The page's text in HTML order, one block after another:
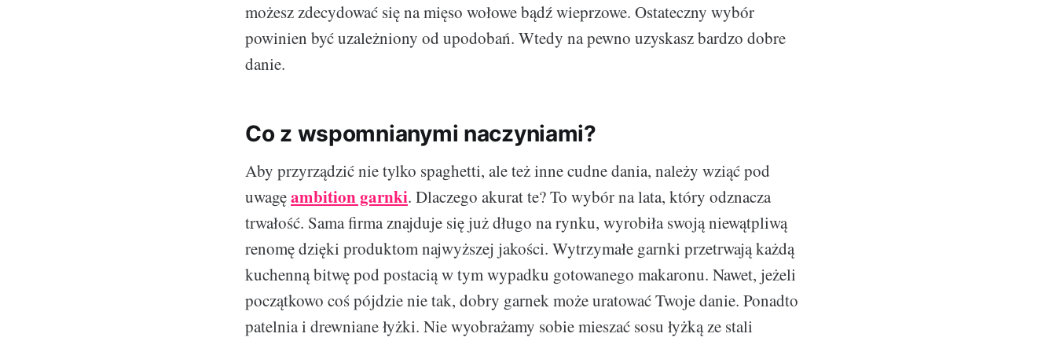
możesz zdecydować się na mięso wołowe bądź wieprzowe. Ostateczny wybór
powinien być uzależniony od upodobań. Wtedy na pewno uzyskasz bardzo dobre
danie.
Co z wspomnianymi naczyniami?
Aby przyrządzić nie tylko spaghetti, ale też inne cudne dania, należy wziąć pod
uwagęambition garnki. Dlaczego akurat te? To wybór na lata, który odznacza
trwałość. Sama firma znajduje się już długo na rynku, wyrobiła swoją niewątpliwą
renomę dzięki produktom najwyższej jakości. Wytrzymałe garnki przetrwają każdą
kuchenną bitwę pod postacią w tym wypadku gotowanego makaronu. Nawet, jeżeli
początkowo coś pójdzie nie tak, dobry garnek może uratować Twoje danie. Ponadto
patelnia i drewniane łyżki. Nie wyobrażamy sobie mieszać sosu łyżką ze stali